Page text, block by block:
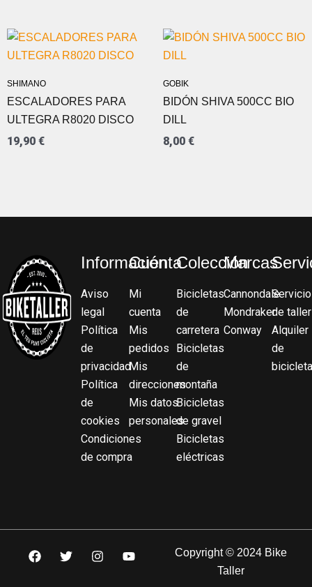
SHIMANO
ESCALADORES PARA
ULTEGRA R8020 DISCO
19,90 €
GOBIK
BIDÓN SHIVA 500CC BIO
DILL
8,00 €
Información
Aviso
legal
Política
de
privacidad
Política
de
cookies
Condiciones
de compra
Cuenta
Mi
cuenta
Mis
pedidos
Mis
direcciones
Mis datos
personales
Colección
Bicicletas
de
carretera
Bicicletas
de
montaña
Bicicletas
de gravel
Bicicletas
eléctricas
Marcas
Cannondale
Mondraker
Conway
Servicio
de taller
Alquiler
de
Copyright © 2024 Bike
Taller
F
a
T
w
I
n
Y
o